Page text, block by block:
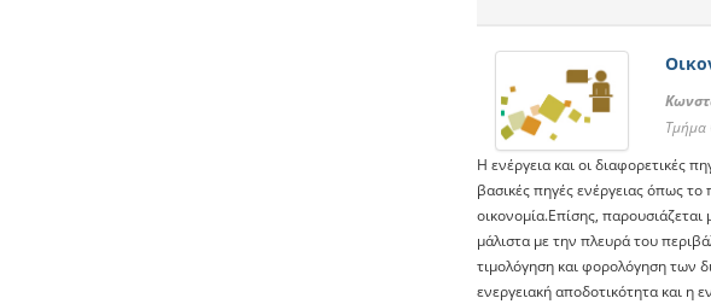
Τμήμα
H ενέργεια και οι διαφορετικές
βασικές πηγές ενέργειας όπως το
οικονομία.Επίσης,
μάλιστα με την πλευρά του
τιμολόγηση και φορολόγηση των
ενεργειακή αποδοτικότητα και η